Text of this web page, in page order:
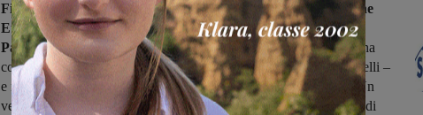
Filippi e Andrea Minguzzi, insieme al Presidente della Regione
Eugenio Giani e al Presidente toscano del Comitato Italiano
Paralimpico Massimo Porciani. “Un evento importantissimo – ha
commentato con orgoglio la dirigente scolastica Simona Chimentelli –
e noi una delle poche scuole presenti dalla Provincia di Arezzo. Un
vero onore. Grazie per l’opportunità e viva la nostra classe Prima di